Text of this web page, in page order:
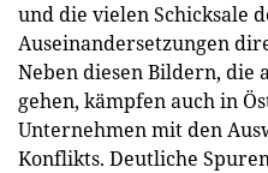
und die vielen Schicksale
Auseinandersetzungen
Neben diesen Bildern,
gehen, kämpfen auch in
Unternehmen mit den
Konflikts. Deutliche